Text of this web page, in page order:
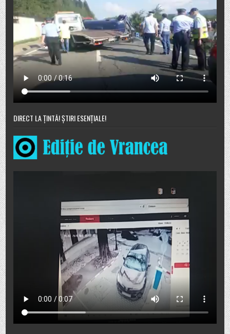
DIRECT LA ȚINTĂ! ȘTIRI ESENȚIALE!